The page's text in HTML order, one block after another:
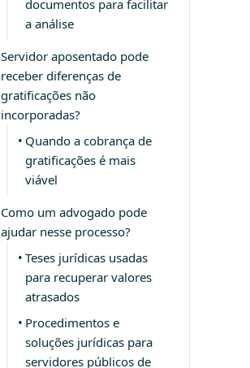
documentos para facilitar
a análise
Servidor aposentado pode
receber diferenças de
gratificações não
incorporadas?
Quando a cobrança de
gratificações é mais
viável
Como um advogado pode
ajudar nesse processo?
Teses jurídicas usadas
para recuperar valores
atrasados
Procedimentos e
soluções jurídicas para
servidores públicos de